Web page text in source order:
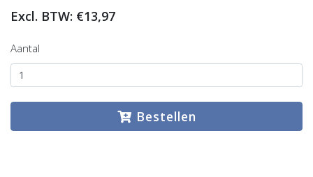
Excl. BTW: €13,97
Aantal
Bestellen